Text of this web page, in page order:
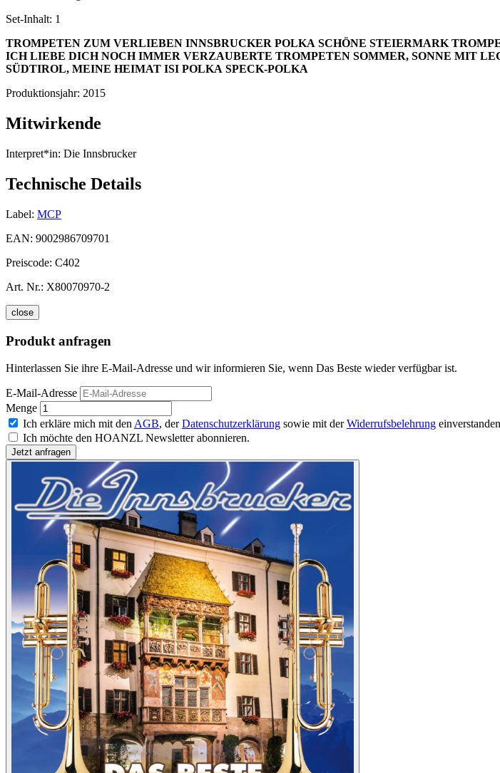
Set-Inhalt: 1
TROMPETEN ZUM VERLIEBEN INNSBRUCKER POLKA SCHÖNE STEIERMARK
ICH LIEBE DICH NOCH IMMER VERZAUBERTE TROMPETEN SOMMER, SONNE MIT
SÜDTIROL, MEINE HEIMAT ISI POLKA SPECK-POLKA
Produktionsjahr: 2015
Mitwirkende
Interpret*in: Die Innsbrucker
Technische Details
Label: MCP
EAN: 9002986709701
Preiscode: C402
Art. Nr.: X80070970-2
close
Produkt anfragen
Hinterlassen Sie ihre E-Mail-Adresse und wir informieren Sie, wenn Das Beste wieder verfügbar ist.
E-Mail-Adresse
Menge
Ich erkläre mich mit den AGB, derDatenschutzerklärung sowie mit derWiderrufsbelehrung
Ich möchte den HOANZL Newsletter abonnieren.